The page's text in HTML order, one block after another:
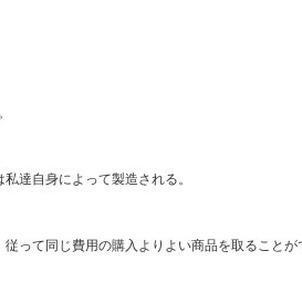
達自身によって製造される。
って同じ費用の購入よりよい商品を取ることが